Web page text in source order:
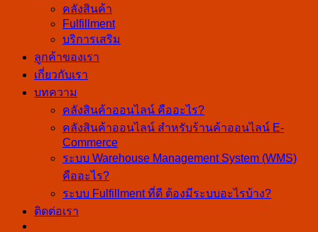
คลังสินค้า
Fulfillment
บริการเสริม
ลูกค้าของเรา
เกี่ยวกับเรา
บทความ
คลังสินค้าออนไลน์ คืออะไร?
คลังสินค้าออนไลน์ สำหรับร้านค้าออนไลน์ E-
Commerce
ระบบ Warehouse Management System (WMS)
คืออะไร?
ระบบ Fulfillment ที่ดี ต้องมีระบบอะไรบ้าง?
ติดต่อเรา